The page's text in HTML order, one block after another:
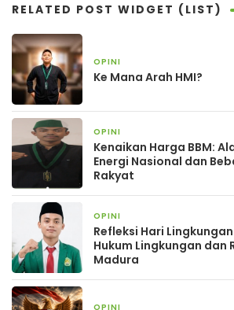
RELATED POST WIDGET (LIST)
OPINI
Ke Mana Arah HMI?
OPINI
Kenaikan Harga BBM:
Energi Nasional dan
Rakyat
OPINI
Refleksi Hari
Hukum Lingkungan dan
Madura
OPINI